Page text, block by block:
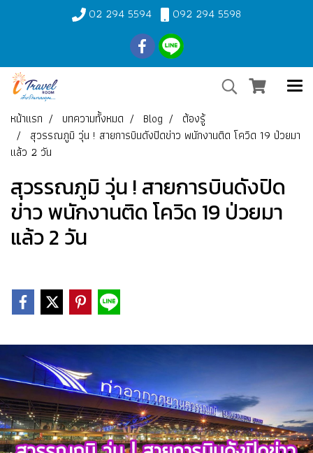
02 294 5594 092 294 5598
หน้าแรก บทความทั้งหมด Blog
ต้องรู้
สุวรรณภูมิ วุ่น ! สายการบินดังปิดข่าว พนักงานติด โควิด 19 ป่วยมา
แล้ว 2 วัน
สุวรรณภูมิ วุ่น ! สายการบินดังปิด
ข่าว พนักงานติด โควิด 19 ป่วยมา
แล้ว 2 วัน